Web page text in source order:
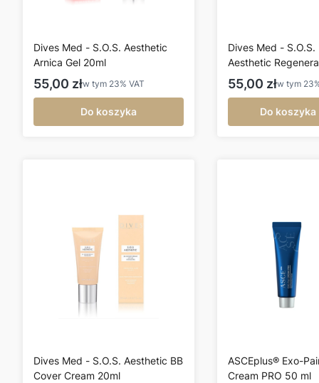
Dives Med - S.O.S. Aesthetic
Arnica Gel 20ml
Cena brutto
55,00 złw tym 23% VAT
Do koszyka
Dives Med - S.O.S.
Aesthetic
Cream 20ml
Cena brutto
55,00 złw tym
Do koszyka
Dives Med - S.O.S. Aesthetic BB
Cover Cream 20ml
ASCEplus® Exo-
Cream PRO 50 ml